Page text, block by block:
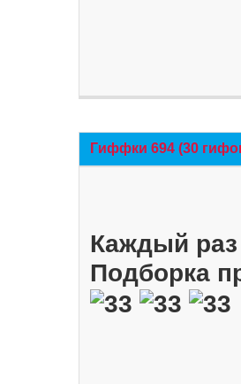
Гиффки 694 (30
Каждый
Подборка